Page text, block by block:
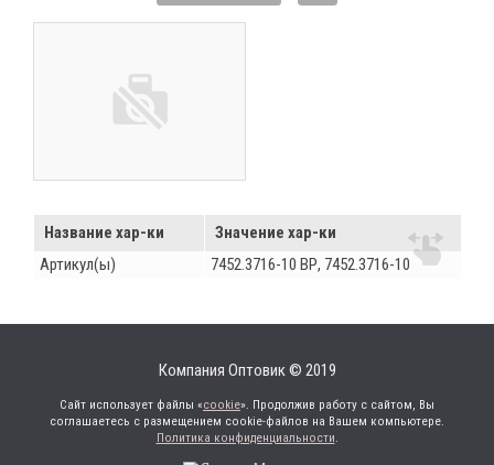
Название хар-ки
Значение хар-ки
Артикул(ы)
7452.3716-10 ВР, 7452.3716-10
Компания Оптовик © 2019
Сайт использует файлы «cookie». Продолжив работу с сайтом, Вы
соглашаетесь с размещением cookie-файлов на Вашем компьютере.
Политика конфиденциальности.